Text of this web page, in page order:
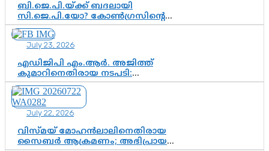
ബി.ജെ.പി.യ്ക്ക് ബദലായി
സി.ജെ.പി.യോ? കോൺഗ്രസിന്റെ
രാഷ്ട്രീയ ഇടം കൈവശപ്പെടുത്താൻ
സിജെപി ഉയർന്നുകഴിഞ്ഞോ?
ഇന്ത്യൻ രാഷ്ട്രീയത്തിലെ പുതിയ
വഴിത്തിരിവ്
July 23, 2026
എഡിജിപി എം.ആർ. അജിത്ത്
കുമാറിനെതിരായ നടപടി:
സസ്പെൻഷനിൽ ഒതുങ്ങുമോ,
അതോ കൂടുതൽ കടുത്ത
നടപടികളിലേക്കോ?
July 22, 2026
വിസ്മയ് മോഹൻലാലിനെതിരായ
സൈബർ ആക്രമണം; അഭിപ്രായ